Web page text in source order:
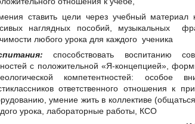
ставить цели через учебный материал
наглядных пособий, музыкальных
любого урока для каждого ученика
способствовать воспитанию
с положительной «Я-концепцией»,
компетентностей:
ответственного отношения к
умение жить в коллективе
урока, лабораторные работы, КСО